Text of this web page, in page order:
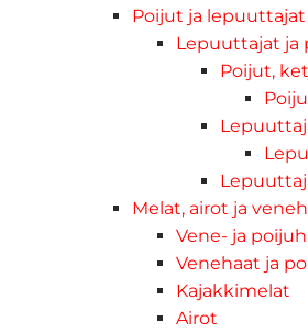
Poijut ja lepuuttajat
Lepuuttajat ja
Poijut,
Melat, airot ja
Vene- ja
Venehaat ja
Kajakkimelat
Airot